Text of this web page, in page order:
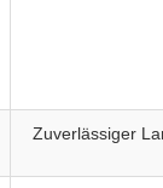
Zuverlässiger